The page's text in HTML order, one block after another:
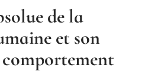
de la
et son